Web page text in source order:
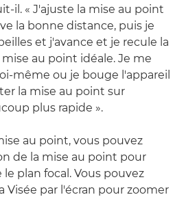
il. « J'ajuste la mise au point
la bonne distance, puis je
et j'avance et je recule la
au point idéale. Je me
même ou je bouge l'appareil
la mise au point sur
plus rapide ».
au point, vous pouvez
de la mise au point pour
plan focal. Vous pouvez
Visée par l'écran pour zoomer